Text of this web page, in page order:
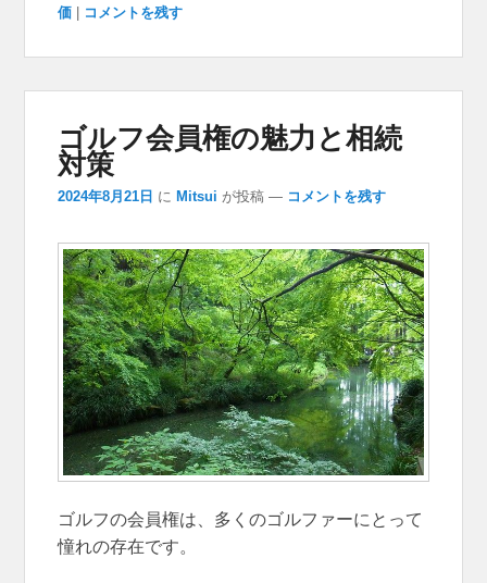
価
コメントを残す
ゴルフ会員権の魅力と相続
対策
2024年8月21日 に Mitsui が投稿 — コメントを残す
ゴルフの会員権は、多くのゴルファーにとって
憧れの存在です。